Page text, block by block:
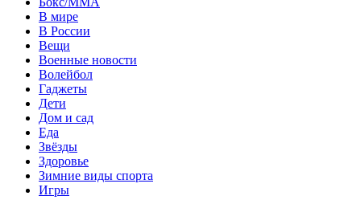
В мире
В России
Вещи
Военные новости
Волейбол
Гаджеты
Дети
Дом и сад
Еда
Звёзды
Здоровье
Зимние виды спорта
Игры